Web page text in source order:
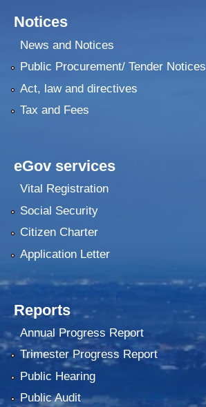
Notices
News and Notices
Public Procurement/ Tender Notices
Act, law and directives
Tax and Fees
eGov services
Vital Registration
Social Security
Citizen Charter
Application Letter
Reports
Annual Progress Report
Trimester Progress Report
Public Hearing
Public Audit